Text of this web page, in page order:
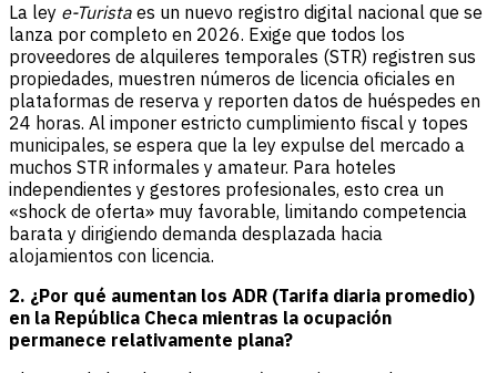
La ley e-Turista es un nuevo registro digital nacional que se
lanza por completo en 2026. Exige que todos los
proveedores de alquileres temporales (STR) registren sus
propiedades, muestren números de licencia oficiales en
plataformas de reserva y reporten datos de huéspedes en
24 horas. Al imponer estricto cumplimiento fiscal y topes
municipales, se espera que la ley expulse del mercado a
muchos STR informales y amateur. Para hoteles
independientes y gestores profesionales, esto crea un
«shock de oferta» muy favorable, limitando competencia
barata y dirigiendo demanda desplazada hacia
alojamientos con licencia.
2. ¿Por qué aumentan los ADR (Tarifa diaria promedio)
en la República Checa mientras la ocupación
permanece relativamente plana?